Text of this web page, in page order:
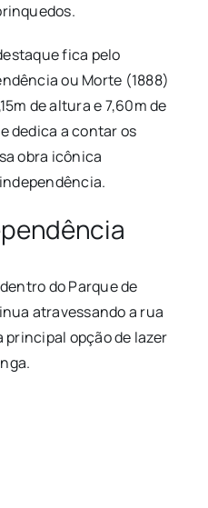
fica pelo
ou Morte (1888)
de altura e 7,60m de
dedica a contar os
obra icônica
do Parque de
atravessando a rua
principal opção de lazer